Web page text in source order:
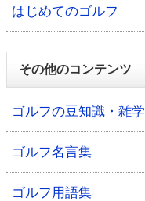
はじめてのゴルフ
その他のコンテンツ
ゴルフの豆知識・雑学
ゴルフ名言集
ゴルフ用語集